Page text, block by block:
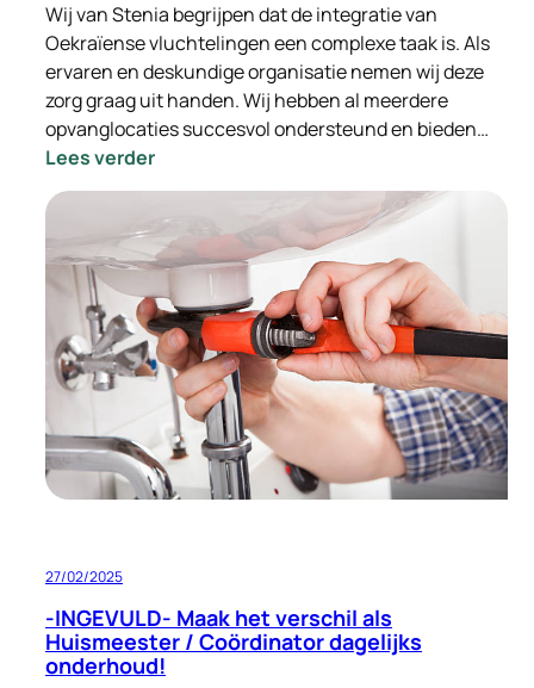
Wij van Stenia begrijpen dat de integratie van
Oekraïense vluchtelingen een complexe taak is. Als
ervaren en deskundige organisatie nemen wij deze
zorg graag uit handen. Wij hebben al meerdere
opvanglocaties succesvol ondersteund en bieden…
Lees verder:
Ondersteuning
bij
de
integratie
van
Oekraïense
vluchtelingen
–
Wij
nemen
de
zorg
27/02/2025
-INGEVULD- Maak het verschil als
Huismeester / Coördinator dagelijks
onderhoud!